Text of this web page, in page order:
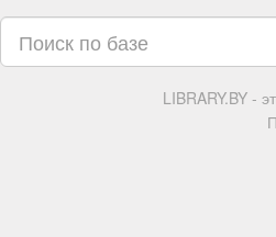
LIBRARY.BY -